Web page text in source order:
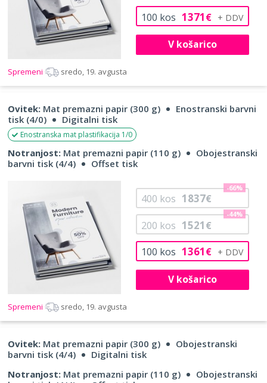
100 kos 1371€
V košarico
Spremeni sredo, 19. avgusta
Ovitek: Mat premazni papir (300 g)
Enostranski barvni
tisk (4/0)
Digitalni tisk
Enostranska mat plastifikacija 1/0
Notranjost: Mat premazni papir (110 g)
Obojestranski
barvni tisk (4/4)
Offset tisk
100 kos 1361€
200 kos 1521€
-44%
400 kos 1837€
-66%
V košarico
Spremeni sredo, 19. avgusta
Ovitek: Mat premazni papir (300 g)
Obojestranski
barvni tisk (4/4)
Digitalni tisk
Notranjost: Mat premazni papir (110 g)
Obojestranski